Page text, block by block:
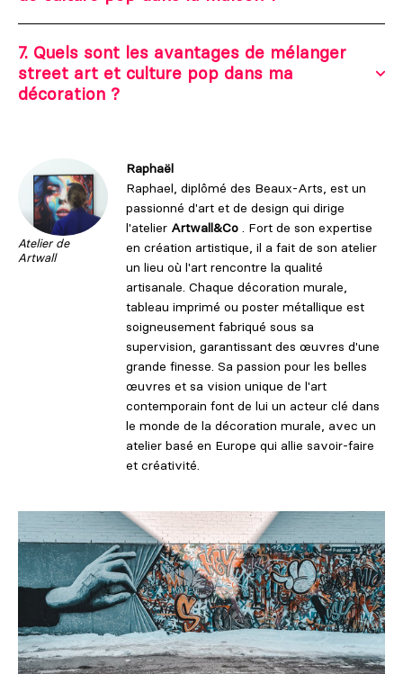
7. Quels sont les avantages de mélanger
street art et culture pop dans ma
décoration ?
Atelier de
Artwall
Raphaël
Raphael, diplômé des Beaux-Arts, est un
passionné d'art et de design qui dirige
l'atelier Artwall&Co . Fort de son expertise
en création artistique, il a fait de son atelier
un lieu où l'art rencontre la qualité
artisanale. Chaque décoration murale,
tableau imprimé ou poster métallique est
soigneusement fabriqué sous sa
supervision, garantissant des œuvres d'une
grande finesse. Sa passion pour les belles
œuvres et sa vision unique de l'art
contemporain font de lui un acteur clé dans
le monde de la décoration murale, avec un
atelier basé en Europe qui allie savoir-faire
et créativité.